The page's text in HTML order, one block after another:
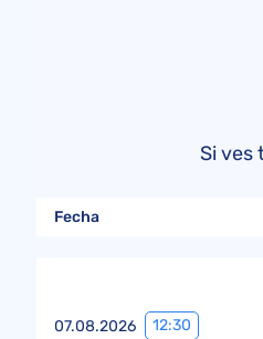
Si ves
Fecha
07.08.2026 12:30